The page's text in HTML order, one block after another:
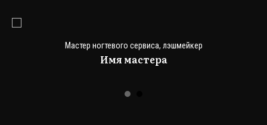
Мастер ногтевого сервиса, лэшмейкер
Имя мастера